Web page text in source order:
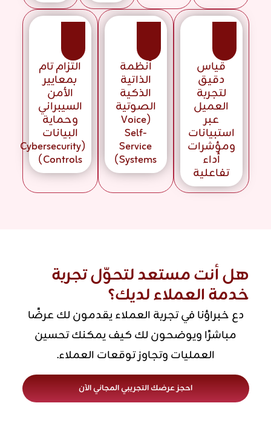
قياس
دقيق
لتجربة
العميل
عبر
استبيانات
ومؤشرات
أداء
تفاعلية
أنظمة
الذاتية
الذكية
الصوتية
(Voice
Self-
Service
Systems)
التزام تام
بمعايير
الأمن
السيبراني
وحماية
البيانات
(Cybersecurity
Controls)
هل أنت مستعد لتحوّل تجربة
خدمة العملاء لديك؟
دع خبراؤنا في تجربة العملاء يقدمون لك عرضًا
مباشرًا ويوضحون لك كيف يمكنك تحسين
العمليات وتجاوز توقعات العملاء.
احجز عرضك التجريبي المجاني الآن